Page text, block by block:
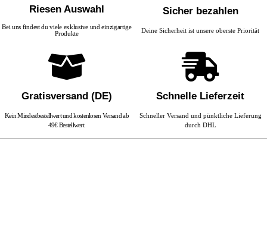
Riesen Auswahl
Bei uns findest du viele exklusive und einzigartige
Produkte
Sicher bezahlen
Deine Sicherheit ist unsere oberste Priorität
Gratisversand (DE)
Kein Mindestbestellwert und kostenlosen Versand ab
49€ Bestellwert.
Schnelle Lieferzeit
Schneller Versand und pünktliche Lieferung
durch DHL